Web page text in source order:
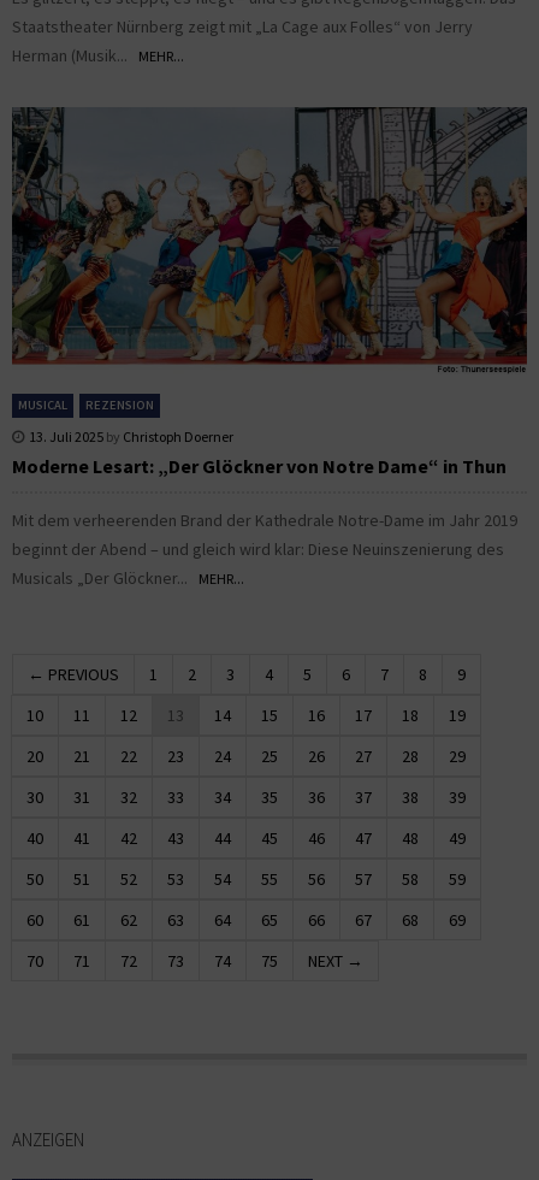
Staatstheater Nürnberg zeigt mit „La Cage aux Folles“ von Jerry
Herman (Musik...
MEHR...
MUSICAL REZENSION
13. Juli 2025 by Christoph Doerner
Moderne Lesart: „Der Glöckner von Notre Dame“ in Thun
Mit dem verheerenden Brand der Kathedrale Notre-Dame im Jahr 2019
beginnt der Abend – und gleich wird klar: Diese Neuinszenierung des
Musicals „Der Glöckner...
MEHR...
← PREVIOUS 1 2 3 4 5 6 7 8
9
10
11 12 13 14 15 16 17 18
19
20
21 22 23 24 25 26 27 28
29
30
31 32 33 34 35 36 37 38
39
40
41 42 43 44 45 46 47 48
49
50
51 52 53 54 55 56 57 58
59
60
61 62 63 64 65 66 67 68
69
70
71 72 73 74 75 NEXT →
ANZEIGEN